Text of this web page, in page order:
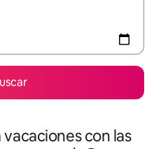
con las